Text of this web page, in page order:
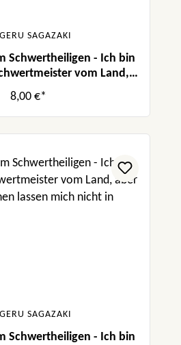
SAGAZAKI
Schwertheiligen - Ich bin
vom Land,
lassen mich nicht
in Frieden! 05
8,00 €*
SAGAZAKI
Schwertheiligen - Ich bin